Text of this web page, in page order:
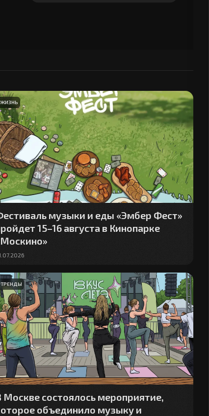
ЖИЗНЬ
музыки и еды «Эмбер Фест»
15–16 августа в Кинопарке
ТРЕНДЫ
Москве состоялось мероприятие,
объединило музыку и